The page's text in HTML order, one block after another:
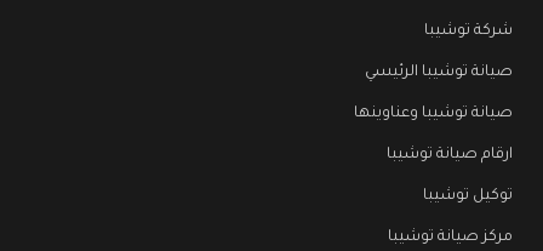
شركة توشيبا
صيانة توشيبا الرئيسي
صيانة توشيبا وعناوينها
ارقام صيانة توشيبا
توكيل توشيبا
مركز صيانة توشيبا